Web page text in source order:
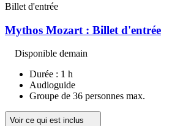
Billet d'entrée
Mythos Mozart : Billet d'entrée
Disponible demain
Durée : 1 h
Audioguide
Groupe de 36 personnes max.
Voir ce qui est inclus